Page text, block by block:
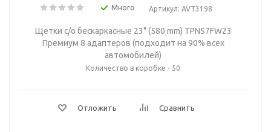
Много Артикул: AVT3198
Щетки с/о бескаркасные 23" (580 mm) TPNS7FW23
Премиум 8 адаптеров (подходит на 90% всех
автомобилей)
Количество в коробке - 50
Отложить Сравнить